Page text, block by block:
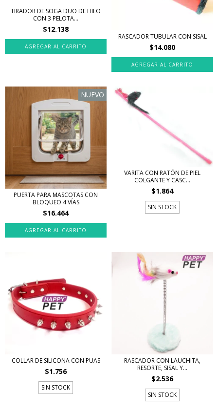
TIRADOR DE SOGA DUO DE HILO
CON 3 PELOTA...
$12.138
RASCADOR TUBULAR CON SISAL
$14.080
NUEVO
PUERTA PARA MASCOTAS CON
BLOQUEO 4 VÍAS
$16.464
VARITA CON RATÓN DE PIEL
COLGANTE Y CASC...
$1.864
SIN STOCK
COLLAR DE SILICONA CON PUAS
$1.756
SIN STOCK
RASCADOR CON LAUCHITA,
RESORTE, SISAL Y...
$2.536
SIN STOCK